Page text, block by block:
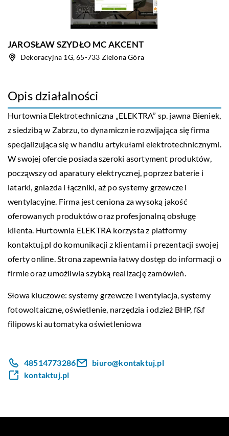
JAROSŁAW SZYDŁO MC AKCENT
Dekoracyjna 1G, 65-733 Zielona Góra
Opis działalności
Hurtownia Elektrotechniczna „ELEKTRA” sp. jawna Bieniek,
z siedzibą w Zabrzu, to dynamicznie rozwijająca się firma
specjalizująca się w handlu artykułami elektrotechnicznymi.
W swojej ofercie posiada szeroki asortyment produktów,
począwszy od aparatury elektrycznej, poprzez baterie i
latarki, gniazda i łączniki, aż po systemy grzewcze i
wentylacyjne. Firma jest ceniona za wysoką jakość
oferowanych produktów oraz profesjonalną obsługę
klienta. Hurtownia ELEKTRA korzysta z platformy
kontaktuj.pl do komunikacji z klientami i prezentacji swojej
oferty online. Strona zapewnia łatwy dostęp do informacji o
firmie oraz umożliwia szybką realizację zamówień.
Słowa kluczowe: systemy grzewcze i wentylacja, systemy
fotowoltaiczne, oświetlenie, narzędzia i odzież BHP, f&f
filipowski automatyka oświetleniowa
48514773286
biuro@kontaktuj.pl
kontaktuj.pl